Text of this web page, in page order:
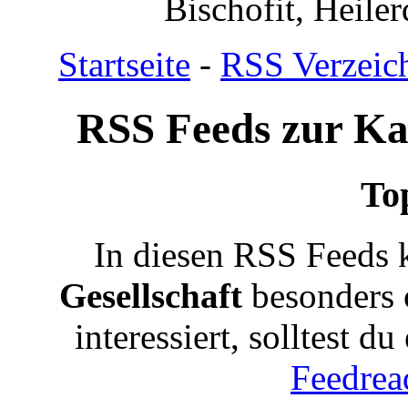
Bischofit,
Startseite - RSS
RSS Feeds zur
In diesen RSS
Gesellschaft
interessiert, solltest du